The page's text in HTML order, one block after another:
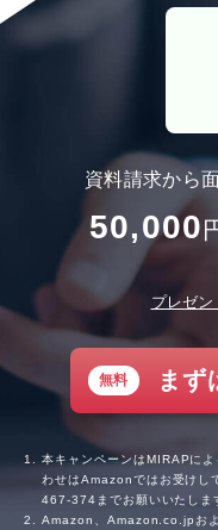
資料請求から
50,000
プレゼン
無料 まず
本キャンペーンはMIRAPに
わせはAmazonではお受けし
467-374 までお願いいたしま
Amazon、Amazon.co.jpお